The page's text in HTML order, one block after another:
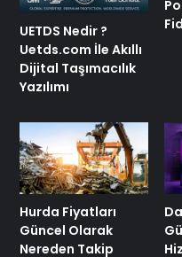
UETDS Nedir ?
Uetds.com İle Akıllı
Dijital Taşımacılık
Yazılımı
Hurda Fiyatları
Güncel Olarak
Nereden Takip